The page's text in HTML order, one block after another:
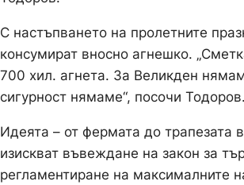
С настъпването на пролетните
консумират вносно агнешко.
700 хил. агнета. За Великден
сигурност нямаме“, посочи Тодоров.
Идеята – от фермата до трапезата
изискват въвеждане на закон за
регламентиране на максималните